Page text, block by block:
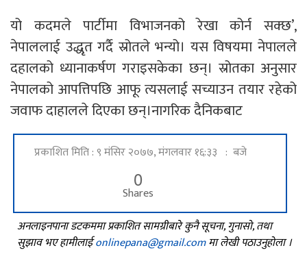
यो कदमले पार्टीमा विभाजनको रेखा कोर्न सक्छ’,
नेपाललाई उद्धृत गर्दै स्रोतले भन्यो। यस विषयमा नेपालले
दहालको ध्यानाकर्षण गराइसकेका छन्। स्रोतका अनुसार
नेपालको आपत्तिपछि आफू त्यसलाई सच्याउन तयार रहेको
जवाफ दाहालले दिएका छन्।नागरिक दैनिकबाट
प्रकाशित मिति : ९ मंसिर २०७७, मंगलवार १६:३३ : बजे
0
Shares
अनलाइनपाना डटकममा प्रकाशित सामग्रीबारे कुनै सूचना, गुनासो, तथा
सुझाव भए हामीलाईonlinepana@gmail.comमा लेखी पठाउनुहोला ।